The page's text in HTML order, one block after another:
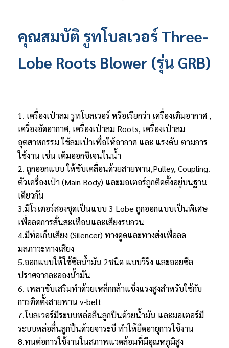
คุณสมบัติ รูทโบลเวอร์ Three-
Lobe Roots Blower (รุ่น GRB)
1. เครื่องเป่าลม รูทโบลเวอร์ หรือเรียกว่า เครื่องเติมอากาศ ,
เครื่องอัดอากาศ, เครื่องเป่าลม Roots, เครื่องเป่าลม
อุตสาหกรรม ใช้ลมเป่าเพื่อให้อากาศ และ แรงดัน ตามการ
ใช้งาน เช่น เติมออกซิเจนในน้ำ
2. ถูกออกแบบ ให้ขับเคลื่อนด้วยสายพาน,Pulley, Coupling.
ตัวเครื่องเป่า (Main Body) และมอเตอร์ถูกติดตั้งอยู่บนฐาน
เดียวกัน
3.มีโรเตอร์สองชุดเป็นแบบ 3 Lobe ถูกออกแบบเป็นพิเศษ
เพื่อลดการสั่นสะเทือนและเสียงรบกวน
4.มีท่อเก็บเสียง (Silencer) ทางดูดและทางส่งเพื่อลด
มลภาวะทางเสียง
5.ออกแบบให้ใช้ซีลน้ำมัน 2ชนิด แบบวีริง และออยซีล
ปราศจากละอองน้ำมัน
6. เพลาขับเสริมทำด้วยเหล็กกล้าแข็งแรงสูงสำหรับใช้กับ
การติดตั้งสายพาน v-belt
7.โบลเวอร์มีระบบหล่อลืนลูกปืนด้วยน้ำมัน และมอเตอร์มี
ระบบหล่อลื่นลูกปืนด้วยจาระบี ทำให้ยืดอายุการใช้งาน
8.ทนต่อการใช้งานในสภาพแวดล้อมที่มีอุณหภูมิสูง